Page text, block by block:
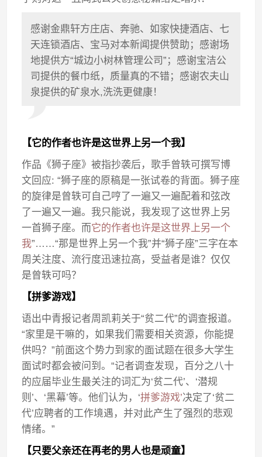
感谢金鼎轩方庄店、奔驰、如家快捷酒店、七
天连锁酒店、宝马对本新闻提供赞助；感谢场
地提供方“城边小树林管理公司”；感谢宝洁公
司提供的餐巾纸，质量真的不错；感谢农夫山
泉提供的矿泉水,洗洗更健康！
【它的作者也许是这世界上另一个我】
作品《狮子座》被指抄袭后，歌手曾轶可撰写博
文回应: “狮子座的原稿是一张试卷的背面。狮子座
的旋律是曾轶可自己哼了一遍又一遍配着和弦改
了一遍又一遍。我只能说，我发现了这世界上另
一首狮子座。而它的作者也许是这世界上另一个
我”……“那是世界上另一个我”并“狮子座”三字在本
周关注度、流行度迅速拉高，受益者是谁？仅仅
是曾轶可吗？
【拼爹游戏】
语出中青报记者周凯莉关于“贫二代”的调查报道。
“家里是干嘛的，如果我们需要相关资源，你能提
供吗？”前面这个势力到家的面试题在很多大学生
面试时都会被问到。“记者调查发现，百分之八十
的应届毕业生最关注的词汇为‘贫二代’、‘潜规
则’、‘黑幕’等。他们认为，‘拼爹游戏’决定了‘贫二
代’应聘者的工作境遇，并对此产生了强烈的悲观
情绪。”
【只要父亲还在再老的男人也是顽童】